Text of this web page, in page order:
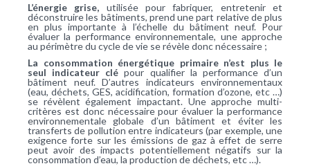
L’énergie grise, utilisée pour fabriquer, entretenir et
déconstruire les bâtiments, prend une part relative de plus
en plus importante à l’échelle du bâtiment neuf. Pour
évaluer la performance environnementale, une approche
au périmètre du cycle de vie se révèle donc nécessaire ;
La consommation énergétique primaire n’est plus le
seul indicateur clépour qualifier la performance d’un
bâtiment neuf. D’autres indicateurs environnementaux
(eau, déchets, GES, acidification, formation d’ozone, etc …)
se révèlent également impactant. Une approche multi-
critères est donc nécessaire pour évaluer la performance
environnementale globale d’un bâtiment et éviter les
transferts de pollution entre indicateurs (par exemple, une
exigence forte sur les émissions de gaz à effet de serre
peut avoir des impacts potentiellement négatifs sur la
consommation d’eau, la production de déchets, etc …).